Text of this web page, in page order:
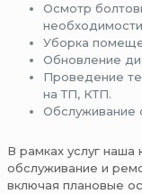
Осмотр
Уборка
Обновление
Проведение
на ТП, КТП.
Обслуживание
В рамках услуг наша
обслуживание и
включая плановые